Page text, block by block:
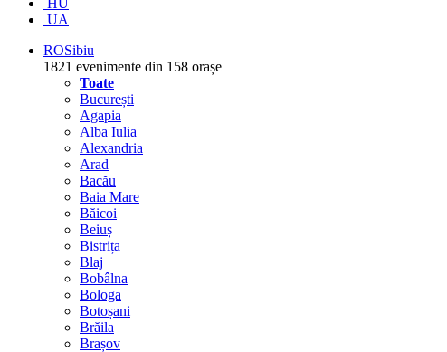
HU
UA
ROSibiu
1821 evenimente din 158 orașe
Toate
București
Agapia
Alba Iulia
Alexandria
Arad
Bacău
Baia Mare
Băicoi
Beiuș
Bistrița
Blaj
Bobâlna
Bologa
Botoșani
Brăila
Brașov